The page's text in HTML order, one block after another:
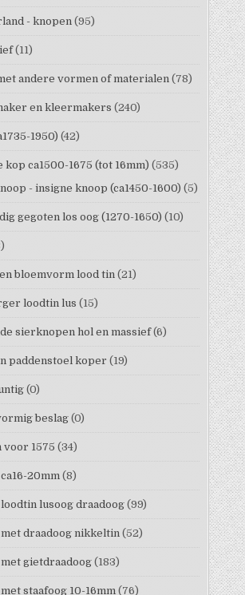
- knopen (95)
(11)
andere vormen of materialen (78)
en kleermakers (240)
1950) (42)
kop ca1500-1675 (tot 16mm) (535)
- insigne knoop (ca1450-1600) (5)
gegoten los oog (1270-1650) (10)
bloemvorm lood tin (21)
loodtin lus (15)
sierknopen hol en massief (6)
paddenstoel koper (19)
(0)
beslag (0)
voor 1575 (34)
20mm (8)
lusoog draadoog (99)
draadoog nikkeltin (52)
gietdraadoog (183)
staafoog 10-16mm (76)